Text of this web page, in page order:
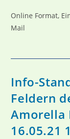
Online Format,
Mail
Info-
Feldern
Amorella
16.05.21